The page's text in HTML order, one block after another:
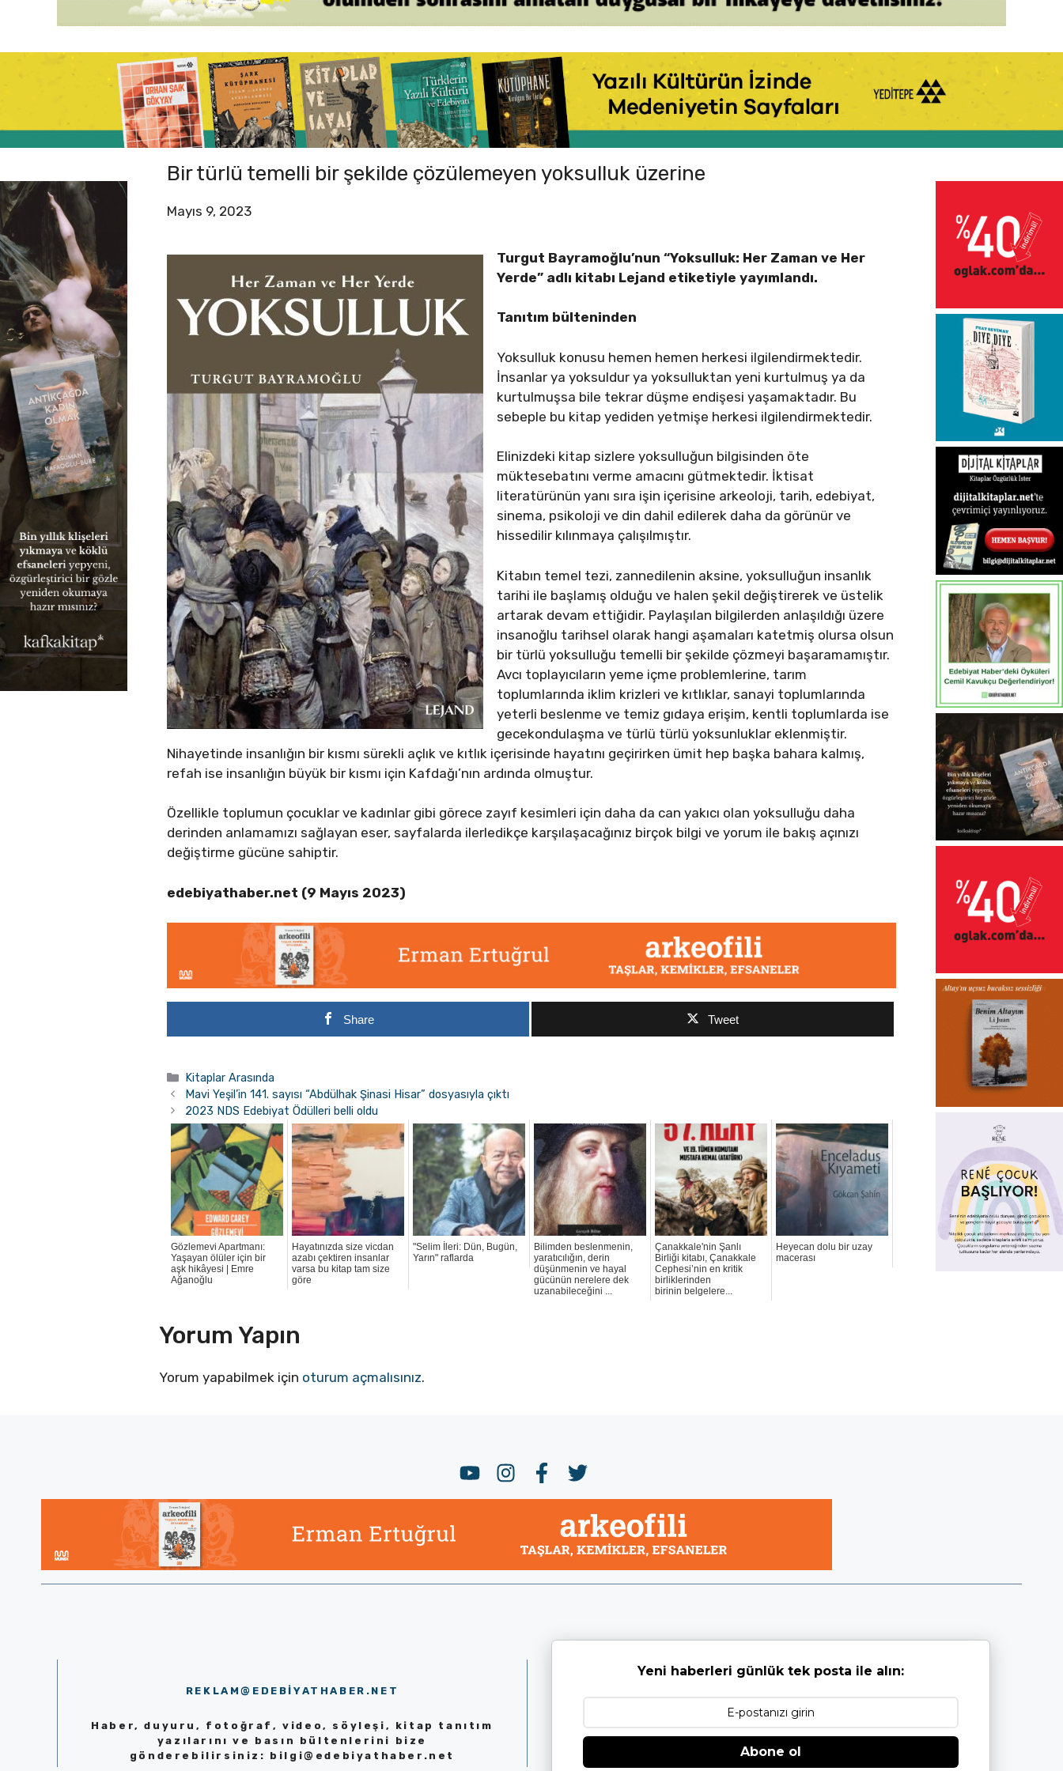
Bir türlü temelli bir şekilde çözülemeyen yoksulluk üzerine
Mayıs 9, 2023
Turgut Bayramoğlu’nun “Yoksulluk: Her Zaman ve Her
Yerde” adlı kitabı Lejand etiketiyle yayımlandı.
Tanıtım bülteninden
Yoksulluk konusu hemen hemen herkesi ilgilendirmektedir.
İnsanlar ya yoksuldur ya yoksulluktan yeni kurtulmuş ya da
kurtulmuşsa bile tekrar düşme endişesi yaşamaktadır. Bu
sebeple bu kitap yediden yetmişe herkesi ilgilendirmektedir.
Elinizdeki kitap sizlere yoksulluğun bilgisinden öte
müktesebatını verme amacını gütmektedir. İktisat
literatürünün yanı sıra işin içerisine arkeoloji, tarih, edebiyat,
sinema, psikoloji ve din dahil edilerek daha da görünür ve
hissedilir kılınmaya çalışılmıştır.
Kitabın temel tezi, zannedilenin aksine, yoksulluğun insanlık
tarihi ile başlamış olduğu ve halen şekil değiştirerek ve üstelik
artarak devam ettiğidir. Paylaşılan bilgilerden anlaşıldığı üzere
insanoğlu tarihsel olarak hangi aşamaları katetmiş olursa olsun
bir türlü yoksulluğu temelli bir şekilde çözmeyi başaramamıştır.
Avcı toplayıcıların yeme içme problemlerine, tarım
toplumlarında iklim krizleri ve kıtlıklar, sanayi toplumlarında
yeterli beslenme ve temiz gıdaya erişim, kentli toplumlarda ise
gecekondulaşma ve türlü türlü yoksunluklar eklenmiştir.
Nihayetinde insanlığın bir kısmı sürekli açlık ve kıtlık içerisinde hayatını geçirirken ümit hep başka bahara kalmış,
refah ise insanlığın büyük bir kısmı için Kafdağı’nın ardında olmuştur.
Özellikle toplumun çocuklar ve kadınlar gibi görece zayıf kesimleri için daha da can yakıcı olan yoksulluğu daha
derinden anlamamızı sağlayan eser, sayfalarda ilerledikçe karşılaşacağınız birçok bilgi ve yorum ile bakış açınızı
değiştirme gücüne sahiptir.
edebiyathaber.net (9 Mayıs 2023)
Share Tweet
Kategoriler
Kitaplar Arasında
Mavi Yeşil’in 141. sayısı “Abdülhak Şinasi Hisar” dosyasıyla çıktı
2023 NDS Edebiyat Ödülleri belli oldu
Gözlemevi Apartmanı:
Yaşayan ölüler için bir
aşk hikâyesi | Emre
Ağanoğlu
Hayatınızda size vicdan
azabı çektiren insanlar
varsa bu kitap tam size
göre
"Selim İleri: Dün, Bugün,
Yarın" raflarda
Bilimden beslenmenin,
yaratıcılığın, derin
düşünmenin ve hayal
gücünün nerelere dek
uzanabileceğini ...
Çanakkale'nin Şanlı
Birliği kitabı, Çanakkale
Cephesi’nin en kritik
birliklerinden
birinin belgelere...
Heyecan dolu bir uzay
macerası
Yorum Yapın
Yorum yapabilmek için oturum açmalısınız.
REKLAM@EDEBIYATHABER.NET
Haber, duyuru, fotoğraf, video, söyleşi, kitap tanıtım
yazılarını ve basın bültenlerini bize
gönderebilirsiniz: bilgi@edebiyathaber.net
Yeni haberleri günlük tek posta ile alın:
Abone ol